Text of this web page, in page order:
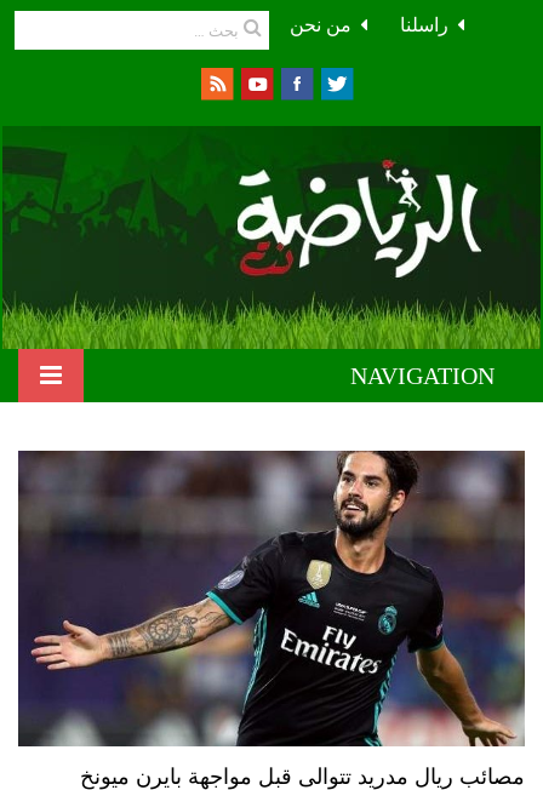
من نحن راسلنا
NAVIGATION
مصائب ريال مدريد تتوالى قبل مواجهة بايرن ميونخ